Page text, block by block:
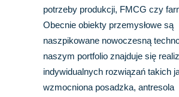
potrzeby produkcji, FMCG czy
Obecnie obiekty przemysłowe są
naszpikowane nowoczesną
naszym portfolio znajduje się
indywidualnych rozwiązań takich
wzmocniona posadzka, antresola